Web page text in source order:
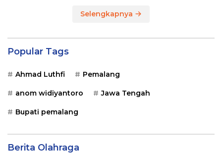
Selengkapnya
Popular Tags
Ahmad Luthfi Pemalang
anom widiyantoro Jawa Tengah
Bupati pemalang
Berita Olahraga